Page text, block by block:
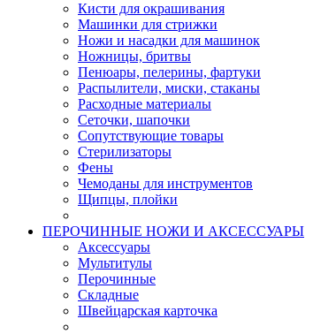
Кисти для окрашивания
Машинки для стрижки
Ножи и насадки для машинок
Ножницы, бритвы
Пенюары, пелерины, фартуки
Распылители, миски, стаканы
Расходные материалы
Сеточки, шапочки
Сопутствующие товары
Стерилизаторы
Фены
Чемоданы для инструментов
Щипцы, плойки
ПЕРОЧИННЫЕ НОЖИ И АКСЕССУАРЫ
Аксессуары
Мультитулы
Перочинные
Складные
Швейцарская карточка